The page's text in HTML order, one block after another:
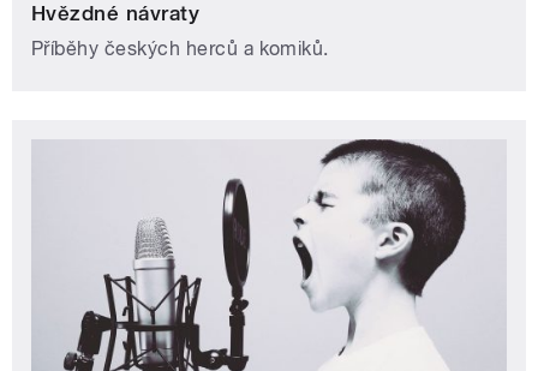
Hvězdné návraty
Příběhy českých herců a komiků.